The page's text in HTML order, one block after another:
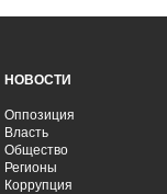
НОВОСТИ
Оппозиция
Власть
Общество
Регионы
Коррупция